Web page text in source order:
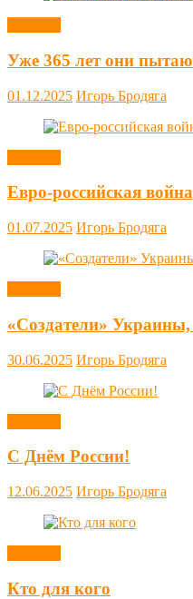
Уже 365 лет они
01.12.2025 Игорь Бродяга
Евро-российская война
01.07.2025 Игорь Бродяга
«Создатели»
30.06.2025 Игорь Бродяга
С Днём России!
12.06.2025 Игорь Бродяга
Кто для кого